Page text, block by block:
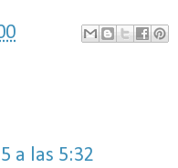
a las 5:32